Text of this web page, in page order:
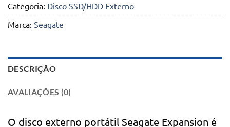
Categoria: Disco SSD/HDD Externo
Marca: Seagate
DESCRIÇÃO
AVALIAÇÕES (0)
O disco externo portátil Seagate Expansion é